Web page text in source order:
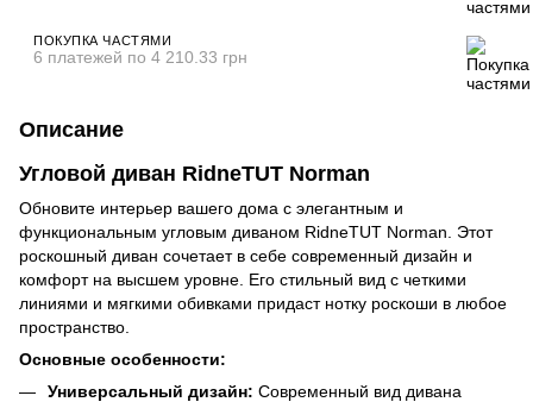
ПОКУПКА ЧАСТЯМИ
6 платежей по 4 210.33 грн
Описание
Угловой диван RidneTUT Norman
Обновите интерьер вашего дома с элегантным и
функциональным угловым диваном RidneTUT Norman. Этот
роскошный диван сочетает в себе современный дизайн и
комфорт на высшем уровне. Его стильный вид с четкими
линиями и мягкими обивками придаст нотку роскоши в любое
пространство.
Основные особенности:
Универсальный дизайн: Современный вид дивана